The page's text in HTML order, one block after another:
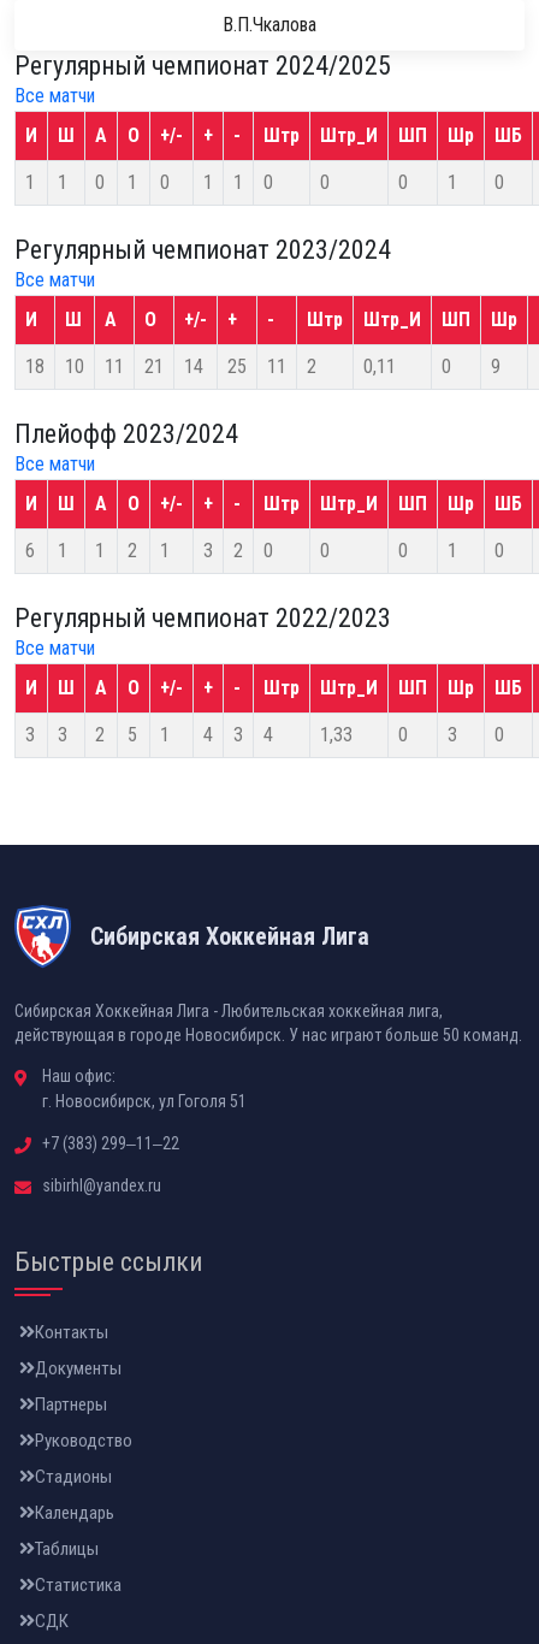
В.П.Чкалова
Регулярный чемпионат 2024/2025
Все матчи
И
Ш А О +/- + - Штр Штр_И ШП Шр ШБ
1 1 0 1 0 1 1 0 0 0 1 0
Регулярный чемпионат 2023/2024
Все матчи
И
Ш А О +/- + - Штр Штр_И ШП Шр
18 10 11 21 14 25 11 2 0,11 0 9
Плейофф 2023/2024
Все матчи
И
Ш А О +/- + - Штр Штр_И ШП Шр ШБ
6 1 1 2 1 3 2 0 0 0 1 0
Регулярный чемпионат 2022/2023
Все матчи
И
Ш А О +/- + - Штр Штр_И ШП Шр ШБ
3 3 2 5 1 4 3 4 1,33 0 3 0
Сибирская Хоккейная Лига
Сибирская Хоккейная Лига - Любительская хоккейная лига,
действующая в городе Новосибирск. У нас играют больше 50 команд.
Наш офис:
г. Новосибирск, ул Гоголя 51
+7 (383) 299‒11‒22
sibirhl@yandex.ru
Быстрые ссылки
Контакты
Документы
Партнеры
Руководство
Стадионы
Календарь
Таблицы
Статистика
СДК